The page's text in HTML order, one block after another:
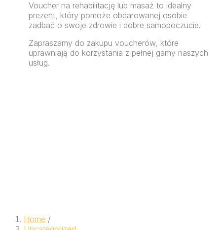
Voucher na rehabilitację lub masaż to idealny
prezent, który pomoże obdarowanej osobie
zadbać o swoje zdrowie i dobre samopoczucie.
Zapraszamy do zakupu voucherów, które
uprawniają do korzystania z pełnej gamy naszych
usług.
Home /